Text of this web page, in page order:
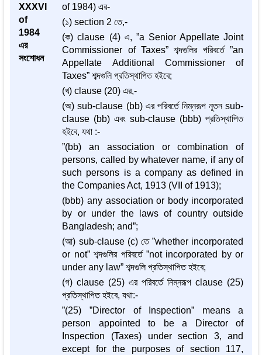
XXXVI
of
1984
এর
সংশোধন
of 1984) এর-
(১) section 2 তে,-
(ক) clause (4) এ, ”a Senior Appellate Joint
Commissioner of Taxes” শব্দগুলির পরিবর্তে ”an
Appellate Additional Commissioner of
Taxes” শব্দগুলি প্রতিস্থাপিত হইবে;
(খ) clause (20) এর,-
(অ) sub-clause (bb) এর পরিবর্তে নিম্নরূপ নূতন sub-
clause (bb) এবং sub-clause (bbb) প্রতিস্থাপিত
হইবে, যথা :-
”(bb) an association or combination of
persons, called by whatever name, if any of
such persons is a company as defined in
the Companies Act, 1913 (VII of 1913);
(bbb) any association or body incorporated
by or under the laws of country outside
Bangladesh; and”;
(আ) sub-clause (c) তে ”whether incorporated
or not” শব্দগুলির পরিবর্তে ”not incorporated by or
under any law” শব্দগুলি প্রতিস্থাপিত হইবে;
(গ) clause (25) এর পরিবর্তে নিম্নরূপ clause (25)
প্রতিস্থাপিত হইবে, যথা:-
”(25) ”Director of Inspection” means a
person appointed to be a Director of
Inspection (Taxes) under section 3, and
except for the purposes of section 117,